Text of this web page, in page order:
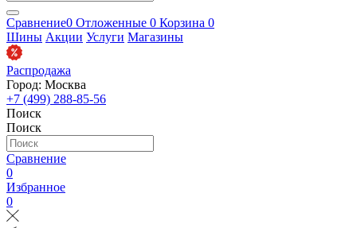
Сравнение0 Отложенные 0 Корзина 0
Шины Акции Услуги Магазины
Распродажа
Город: Москва
+7 (499) 288-85-56
Поиск
Поиск
Сравнение
0
Избранное
0